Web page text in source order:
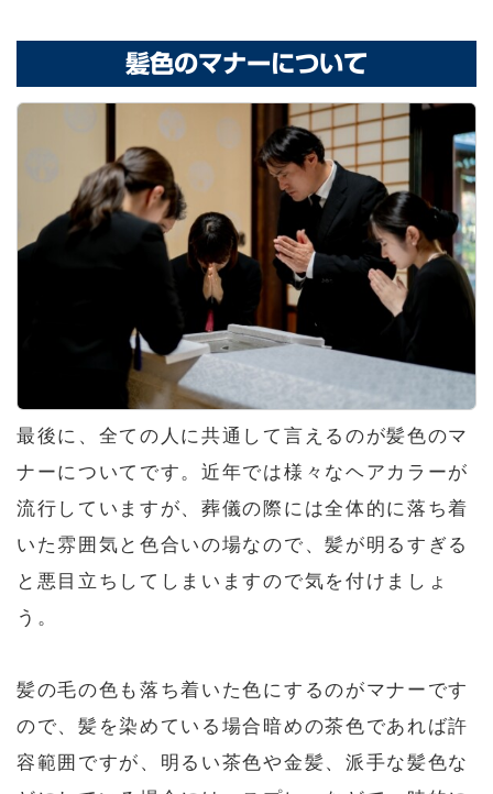
髪色のマナーについて
最後に、全ての人に共通して言えるのが髪色のマ
ナーについてです。近年では様々なヘアカラーが
流行していますが、葬儀の際には全体的に落ち着
いた雰囲気と色合いの場なので、髪が明るすぎる
と悪目立ちしてしまいますので気を付けましょ
う。
髪の毛の色も落ち着いた色にするのがマナーです
ので、髪を染めている場合暗めの茶色であれば許
容範囲ですが、明るい茶色や金髪、派手な髪色な